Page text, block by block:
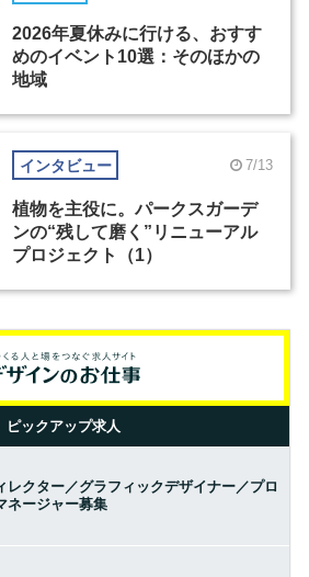
2026年夏休みに行ける、おすす
めのイベント10選：そのほかの
地域
インタビュー 7/13
植物を主役に。パークスガーデ
ンの“残して磨く”リニューアル
プロジェクト（1）
ピックアップ求人
レクター／グラフィックデザイナー／プロ
ネージャー募集